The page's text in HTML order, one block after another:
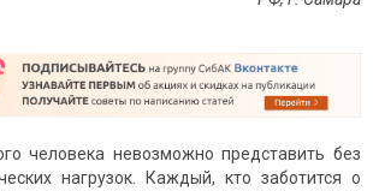
человека невозможно представить без
нагрузок. Каждый, кто заботится о